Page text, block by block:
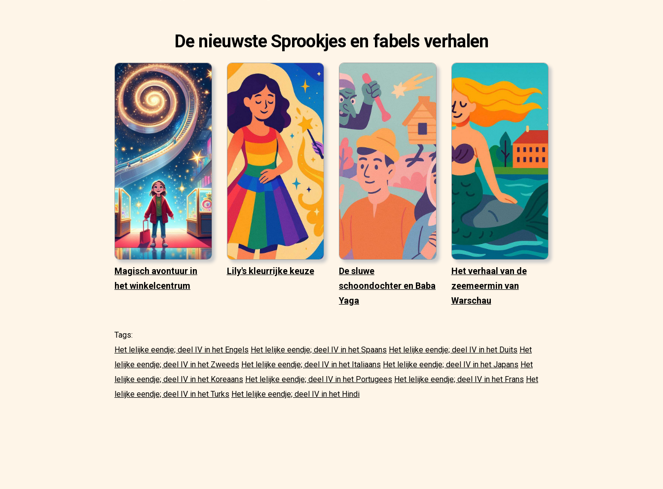
De nieuwste Sprookjes en fabels verhalen
Magisch avontuur in
het winkelcentrum
Lily's kleurrijke keuze
De sluwe
schoondochter en Baba
Yaga
Het verhaal van de
zeemeermin van
Warschau
Tags:
Het lelijke eendje; deel IV in het Engels Het lelijke eendje; deel IV in het Spaans Het lelijke eendje; deel IV in het Duits Het
lelijke eendje; deel IV in het Zweeds Het lelijke eendje; deel IV in het Italiaans Het lelijke eendje; deel IV in het Japans Het
lelijke eendje; deel IV in het Koreaans Het lelijke eendje; deel IV in het Portugees Het lelijke eendje; deel IV in het Frans Het
lelijke eendje; deel IV in het Turks Het lelijke eendje; deel IV in het Hindi